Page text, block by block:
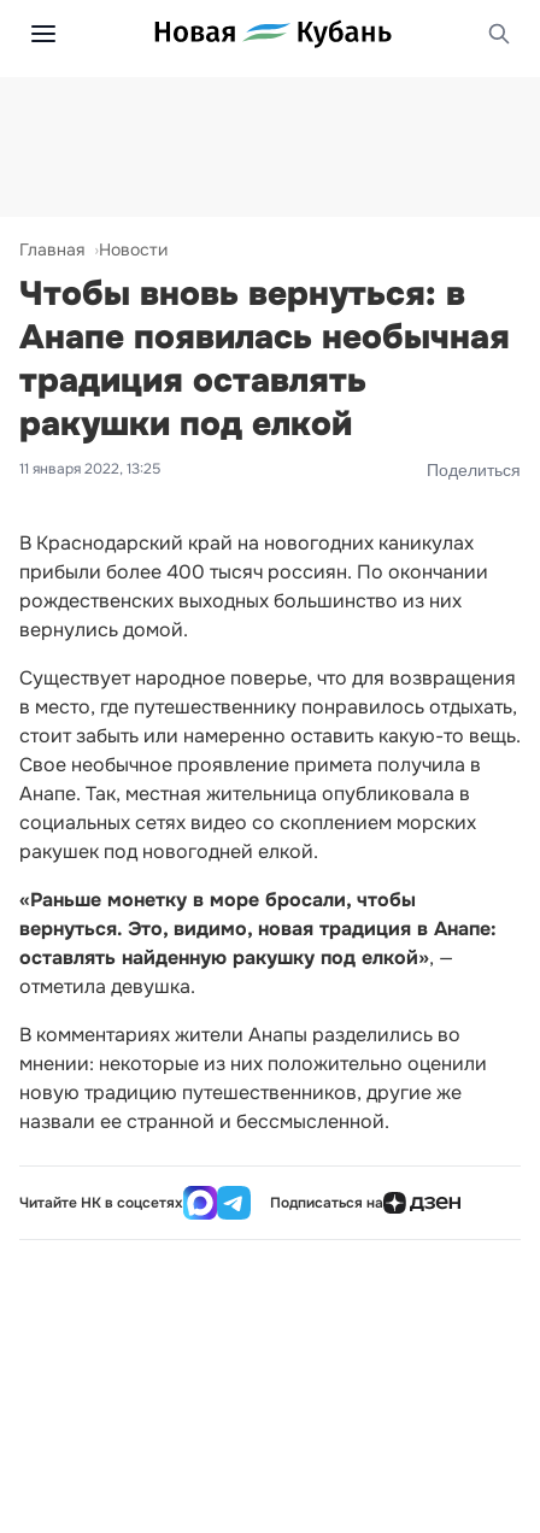
Главная Новости
Чтобы вновь вернуться: в
Анапе появилась необычная
традиция оставлять
ракушки под елкой
11 января 2022, 13:25 Поделиться
В Краснодарский край на новогодних каникулах
прибыли более 400 тысяч россиян. По окончании
рождественских выходных большинство из них
вернулись домой.
Существует народное поверье, что для возвращения
в место, где путешественнику понравилось отдыхать,
стоит забыть или намеренно оставить какую-то вещь.
Свое необычное проявление примета получила в
Анапе. Так, местная жительница опубликовала в
социальных сетях видео со скоплением морских
ракушек под новогодней елкой.
«Раньше монетку в море бросали, чтобы
вернуться. Это, видимо, новая традиция в Анапе:
оставлять найденную ракушку под елкой», —
отметила девушка.
В комментариях жители Анапы разделились во
мнении: некоторые из них положительно оценили
новую традицию путешественников, другие же
назвали ее странной и бессмысленной.
Читайте НК в соцсетях Подписаться на